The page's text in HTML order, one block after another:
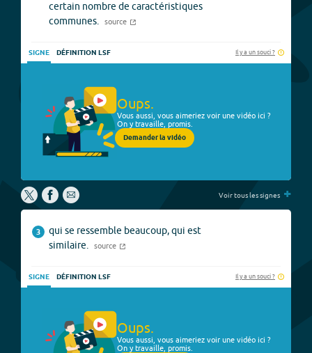
certain nombre de caractéristiques
communes.
source
SIGNE DÉFINITION LSF Il y a un souci ?
Oups.
Vous aussi, vous aimeriez voir une vidéo ici ?
On y travaille, promis.
Demander la vidéo
Voir tous les signes +
3
qui se ressemble beaucoup, qui est
similaire.
source
SIGNE DÉFINITION LSF Il y a un souci ?
Oups.
Vous aussi, vous aimeriez voir une vidéo ici ?
On y travaille, promis.